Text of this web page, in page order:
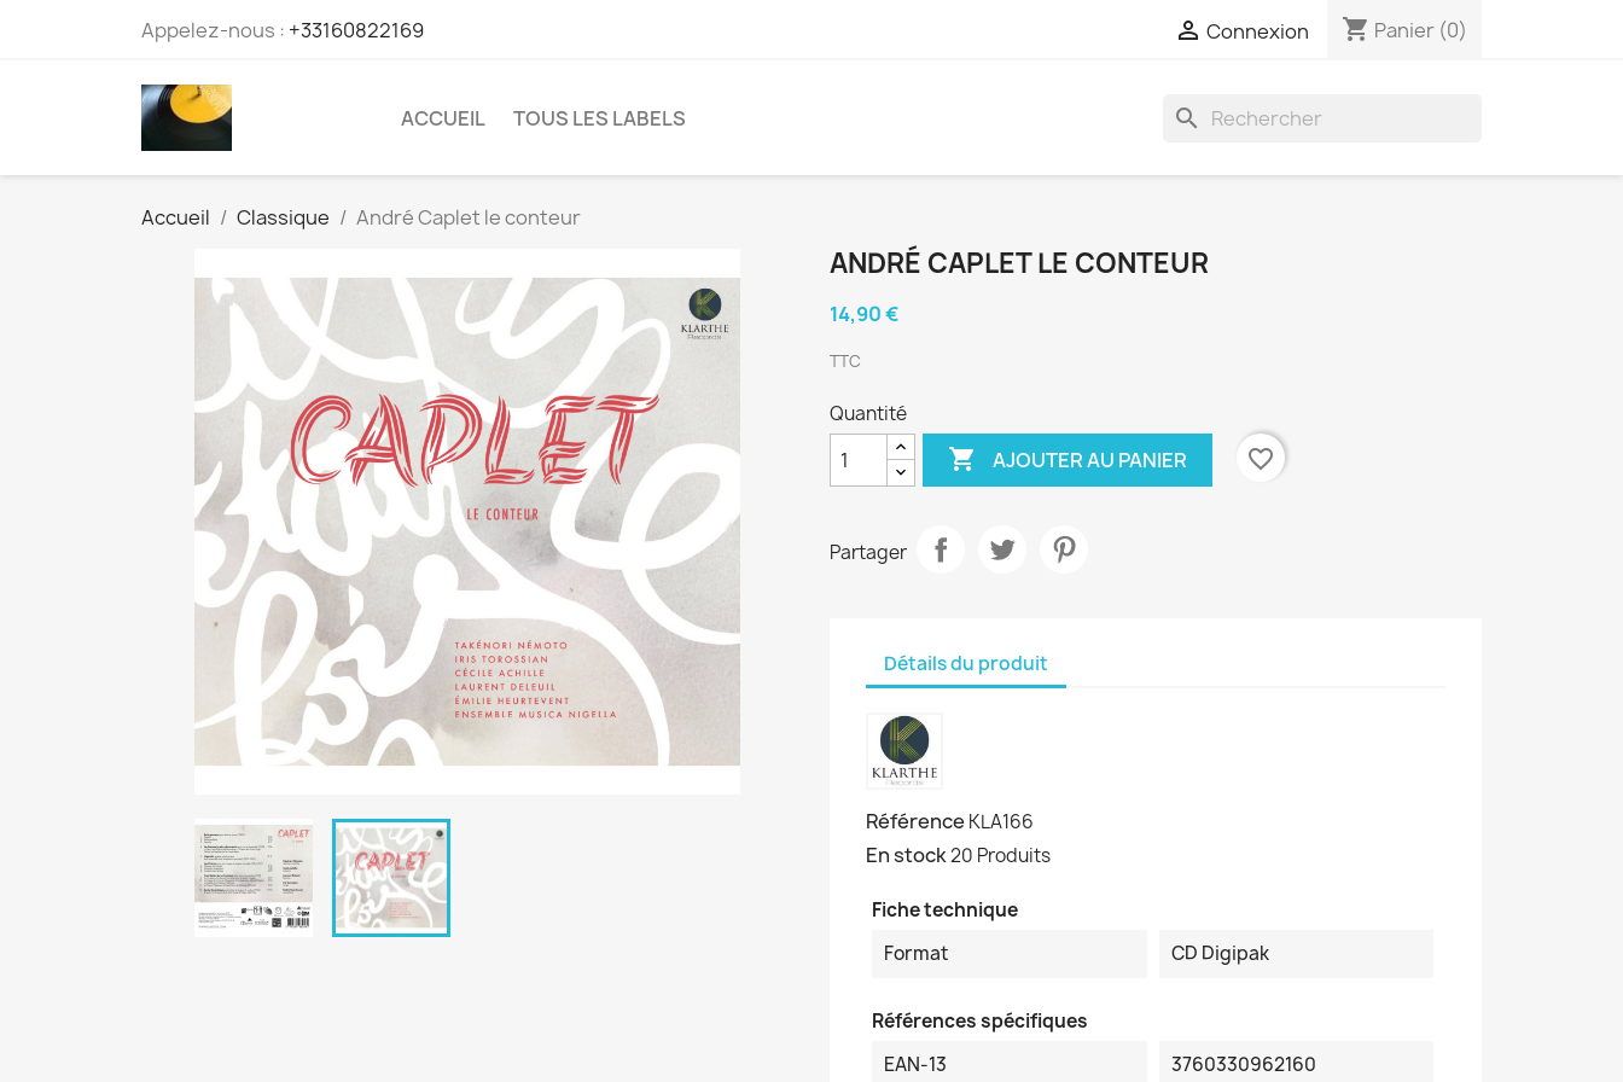
Appelez-nous : +33160822169  Connexion shopping_cart Panier (0)
ACCUEIL TOUS LES LABELS search
Accueil Classique André Caplet le conteur
ANDRÉ CAPLET LE CONTEUR
14,90 €
TTC
Quantité
 AJOUTER AU PANIER favorite_border
Partager
Détails du produit
Référence KLA166
En stock20 Produits
Fiche technique
Format
CD Digipak
Références spécifiques
EAN-13
3760330962160